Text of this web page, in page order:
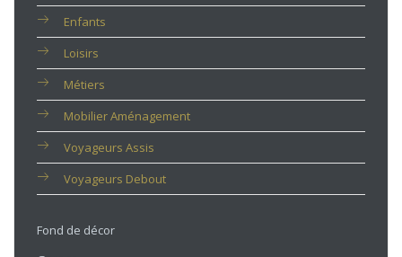
Enfants
Loisirs
Métiers
Mobilier Aménagement
Voyageurs Assis
Voyageurs Debout
Fond de décor